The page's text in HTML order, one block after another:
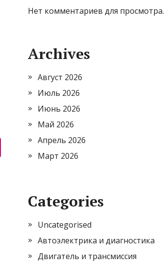
Нет комментариев для просмотра.
Archives
Август 2026
Июль 2026
Июнь 2026
Май 2026
Апрель 2026
Март 2026
Categories
Uncategorised
Автоэлектрика и диагностика
Двигатель и трансмиссия